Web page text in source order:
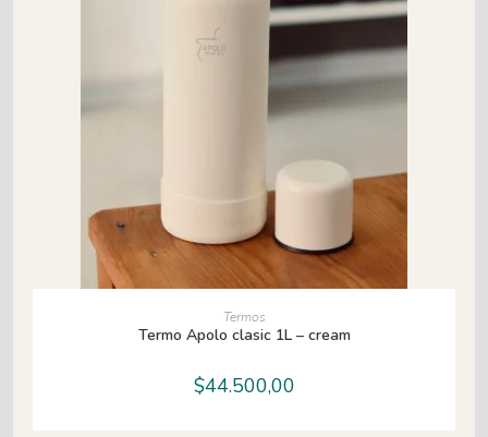
AÑADIR AL CARRITO
Termos
Termo Apolo clasic 1L – cream
$44.500,00